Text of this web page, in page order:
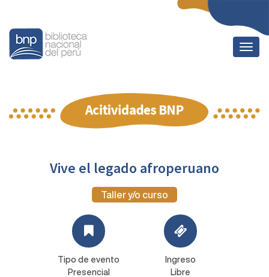
Vive el legado afroperuano
Taller y/o curso
Tipo de evento
Presencial
Ingreso
Libre